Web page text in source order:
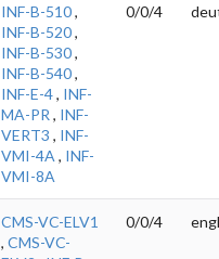
INF-B-510,
INF-B-520,
INF-B-530,
INF-B-540,
INF-E-4, INF-
MA-PR , INF-
VERT3 , INF-
VMI-4A , INF-
VMI-8A
0/0/4
CMS-VC-ELV1
, CMS-VC-
0/0/4